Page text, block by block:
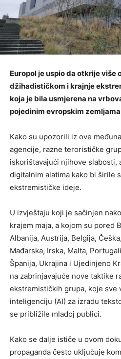
Europol je uspio da otkrije više
džihadističkom i krajnje
koja je bila usmjerena na
pojedinim evropskim
Kako su upozorili iz ove
agencije, razne terorističke
iskorištavajući njihove slabosti,
digitalnim alatima kako bi širile
ekstremističke ideje.
U izvještaju koji je sačinjen
krajem maja, a kojom su pored
Albanija, Austrija, Belgija,
Mađarska, Irska, Malta,
Španija, Ukrajina i Ujedinjeno
na zabrinjavajuće nove taktike
ekstremističkih grupa, koje sve
inteligenciju (AI) za izradu
se približile mlađoj publici.
Kako se dalje ističe u ovom
propaganda često uključuje